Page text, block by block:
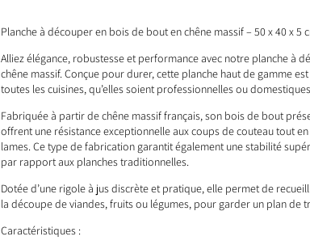
Planche à découper en bois de bout en chêne massif – 50 x 40 x 5
Alliez élégance, robustesse et performance avec notre planche à
chêne massif. Conçue pour durer, cette planche haut de gamme
toutes les cuisines, qu’elles soient professionnelles ou
Fabriquée à partir de chêne massif français, son bois de bout
offrent une résistance exceptionnelle aux coups de couteau tout
lames. Ce type de fabrication garantit également une stabilité
par rapport aux planches traditionnelles.
Dotée d’une rigole à jus discrète et pratique, elle permet de
la découpe de viandes, fruits ou légumes, pour garder un plan de
Caractéristiques :